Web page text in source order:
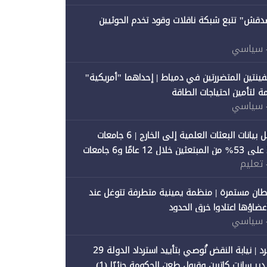
تتبع شبكة ناقلات وقود تخدم الحوثيين
سياسي
المتضررتين في دمياط | إحداهما "أمريكية"
لتأمين احتياجات الطاقة
سياسي
"متصدقش" تحلل بيانات البعثات العلمية إلى الخارج | 6 جامعات
حكومية تستحوذ على 53% من المبتعثين خلال 12 عامًا و6 جامعات
تعليم
مستمرة | منظمة يمينية متطرفة تتوغل عند
اعتادوا خرق الحدود
سياسي
"متصدقش" تنفرد | نيابة النقض تُوصي بتأييد استرداد الدولة 29